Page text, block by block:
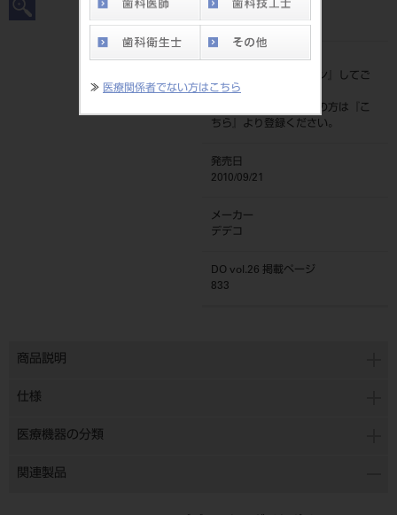
≫ 医療関係者でない方はこちら
JAN/EANコード
標準価格
ログイン
』してご
覧ください。
ネット会員登録がまだの方は『
こ
ちら
』より登録ください。
発売日
2010/09/21
メーカー
デデコ
DO vol.26 掲載ページ
833
商品説明
仕様
医療機器の分類
関連製品